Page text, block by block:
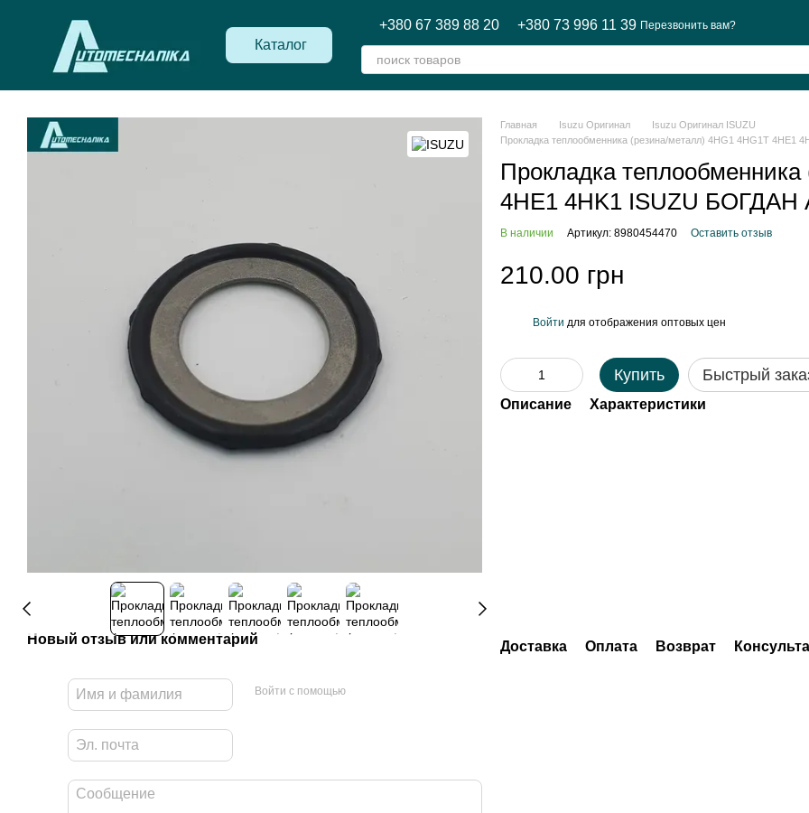
Каталог
+380 67 389 88 20 +380 73 996 11 39 Перезвонить вам?
Новый отзыв или комментарий
Войти с помощью
Главная Isuzu Оригинал
Isuzu Оригинал ISUZU
Прокладка теплообменника (резина/металл) 4HG1 4HG1T
Прокладка
4HE1 4HK1 ISUZU
В наличии Артикул: 8980454470 Оставить отзыв
210.00 грн
Войти для отображения оптовых цен
Купить Быстрый
Описание Характеристики
Доставка Оплата Возврат